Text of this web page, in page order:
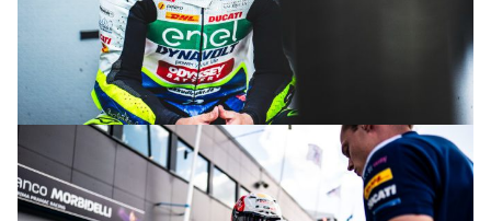
© M. Tormo & P. Diaz